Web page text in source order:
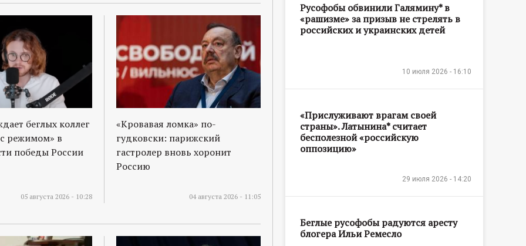
беглых коллег
режимом» в
победы России
05 августа 2026 - 10:28
«Кровавая ломка» по-
гудковски: парижский
гастролер вновь хоронит
Россию
04 августа 2026 - 11:05
Русофобы обвинили Галямину* в
«рашизме» за призыв не стрелять в
российских и украинских детей
10 июля 2026 - 16:10
«Прислуживают врагам своей
страны». Латынина* считает
бесполезной «российскую
оппозицию»
29 июля 2026 - 14:20
Беглые русофобы радуются аресту
блогера Ильи Ремесло